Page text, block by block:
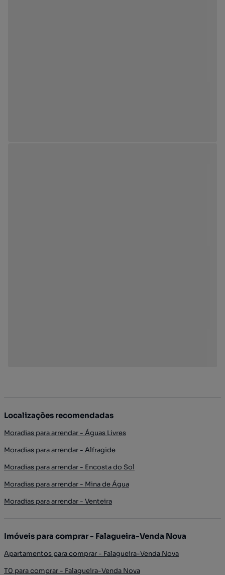
Localizações recomendadas
Moradias para arrendar - Águas Livres
Moradias para arrendar - Alfragide
Moradias para arrendar - Encosta do Sol
Moradias para arrendar - Mina de Água
Moradias para arrendar - Venteira
Imóveis para comprar - Falagueira-Venda Nova
Apartamentos para comprar - Falagueira-Venda Nova
T0 para comprar - Falagueira-Venda Nova